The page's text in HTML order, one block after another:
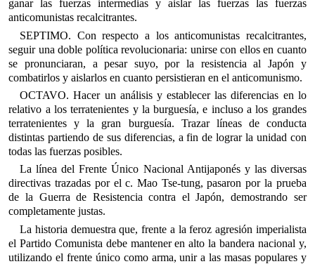
ganar las fuerzas intermedias y aislar las fuerzas las fuerzas
anticomunistas recalcitrantes.
SEPTIMO. Con respecto a los anticomunistas recalcitrantes,
seguir una doble política revolucionaria: unirse con ellos en cuanto
se pronunciaran, a pesar suyo, por la resistencia al Japón y
combatirlos y aislarlos en cuanto persistieran en el anticomunismo.
OCTAVO. Hacer un análisis y establecer las diferencias en lo
relativo a los terratenientes y la burguesía, e incluso a los grandes
terratenientes y la gran burguesía. Trazar líneas de conducta
distintas partiendo de sus diferencias, a fin de lograr la unidad con
todas las fuerzas posibles.
La línea del Frente Único Nacional Antijaponés y las diversas
directivas trazadas por el c. Mao Tse-tung, pasaron por la prueba
de la Guerra de Resistencia contra el Japón, demostrando ser
completamente justas.
La historia demuestra que, frente a la feroz agresión imperialista
el Partido Comunista debe mantener en alto la bandera nacional y,
utilizando el frente único como arma, unir a las masas populares y